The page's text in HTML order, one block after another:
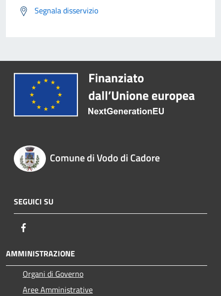
Segnala disservizio
Comune di Vodo di Cadore
SEGUICI SU
AMMINISTRAZIONE
Organi di Governo
Aree Amministrative